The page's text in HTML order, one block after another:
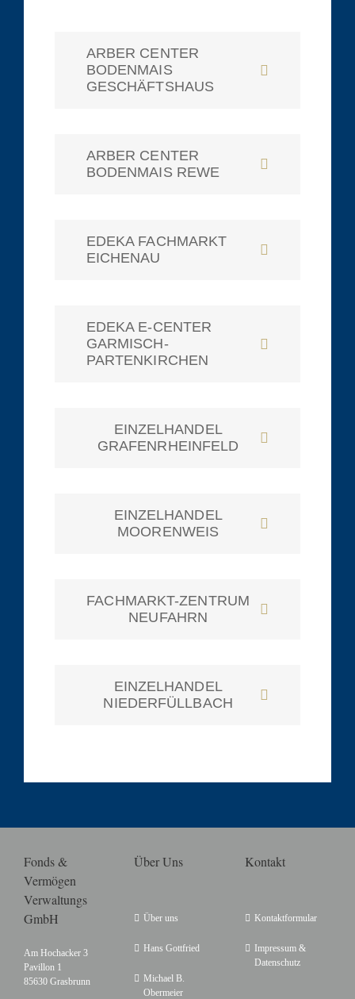
ARBER CENTER
BODENMAIS
GESCHÄFTSHAUS
ARBER CENTER
BODENMAIS REWE
EDEKA FACHMARKT
EICHENAU
EDEKA E-CENTER
GARMISCH-
PARTENKIRCHEN
EINZELHANDEL
GRAFENRHEINFELD
EINZELHANDEL
MOORENWEIS
FACHMARKT-ZENTRUM
NEUFAHRN
EINZELHANDEL
NIEDERFÜLLBACH
Fonds &
Vermögen
Verwaltungs
GmbH
Am Hochacker 3
Pavillon 1
85630 Grasbrunn
Über Uns
Über uns
Hans Gottfried
Michael B.
Obermeier
Kontakt
Kontaktformular
Impressum &
Datenschutz